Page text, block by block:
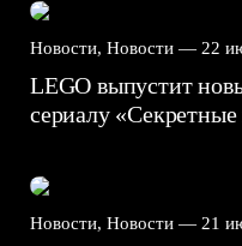
Новости, Новости — 22
LEGO выпустит
сериалу
Новости, Новости — 21